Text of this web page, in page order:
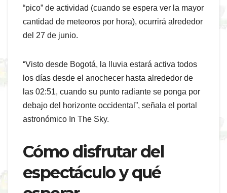
“pico” de actividad (cuando se espera ver la mayor
cantidad de meteoros por hora), ocurrirá alrededor
del 27 de junio.
“Visto desde Bogotá, la lluvia estará activa todos
los días desde el anochecer hasta alrededor de
las 02:51, cuando su punto radiante se ponga por
debajo del horizonte occidental”, señala el portal
astronómico In The Sky.
Cómo disfrutar del
espectáculo y qué